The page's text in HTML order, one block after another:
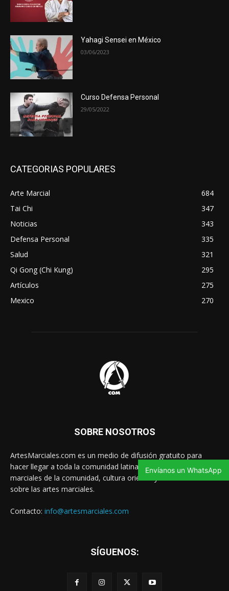
Yahagi Sensei en México
03/06/2023
Curso Defensa Personal
29/05/2022
CATEGORIAS POPULARES
Arte Marcial
684
Tai Chi
347
Noticias
343
Defensa Personal
335
Salud
321
Qi Gong (Chi Kung)
295
Artículos
275
Mexico
270
SOBRE NOSOTROS
ArtesMarciales.com es un medio de difusión gratuito para
hacer llegar a toda la comunidad latina las noticias de artes
marciales de la comunidad, cultura oriental y contenido valioso
sobre las artes marciales.
Contacto: info@artesmarciales.com
SÍGUENOS:
Envíanos un WhatsApp